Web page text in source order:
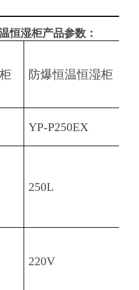
恒湿柜产品参数：
防爆恒温恒湿柜
YP-P250EX
250L
220V